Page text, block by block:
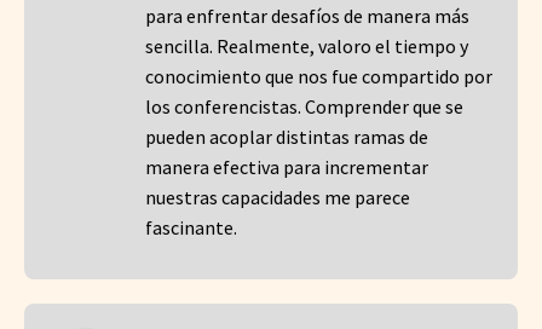
para enfrentar desafíos de manera más
sencilla. Realmente, valoro el tiempo y
conocimiento que nos fue compartido por
los conferencistas. Comprender que se
pueden acoplar distintas ramas de
manera efectiva para incrementar
nuestras capacidades me parece
fascinante.